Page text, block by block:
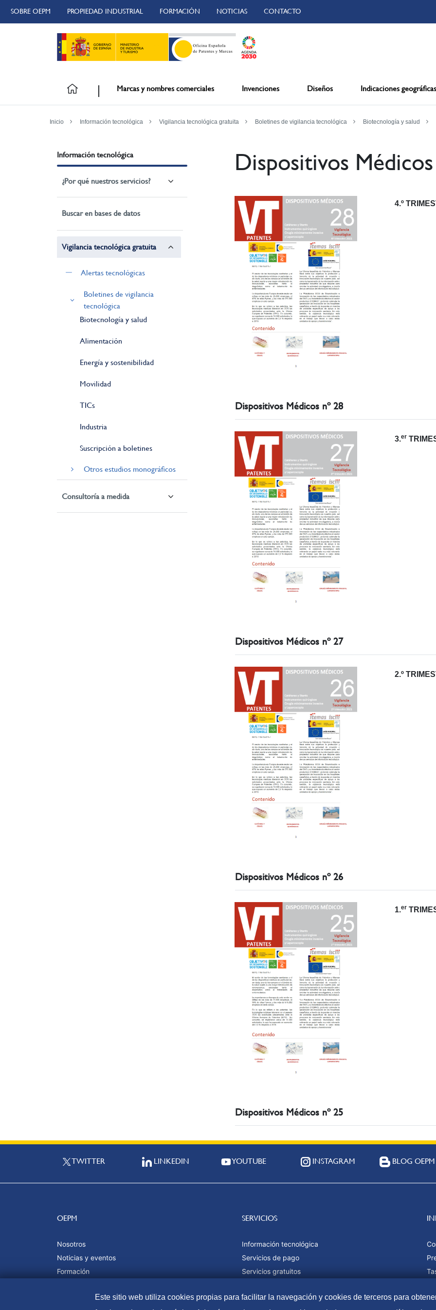
SOBRE OEPM PROPIEDAD INDUSTRIAL FORMACIÓN NOTICIAS CONTACTO
Marcas y nombres comerciales Invenciones Diseños Indicaciones geográficas
Inicio Información tecnológica Vigilancia tecnológica gratuita Boletines de vigilancia tecnológica Biotecnología y salud
Información tecnológica
¿Por qué nuestros servicios?
Buscar en bases de datos
Vigilancia tecnológica gratuita
Alertas tecnológicas
Boletines de vigilancia
tecnológica
Biotecnología y salud
Alimentación
Energía y sostenibilidad
Movilidad
TICs
Industria
Suscripción a boletines
Otros estudios monográficos
Consultoría a medida
Dispositivos Médicos
4.º
Dispositivos Médicos nº 28
3.er
Dispositivos Médicos nº 27
2.º
Dispositivos Médicos nº 26
1.er
Dispositivos Médicos nº 25
TWITTER LINKEDIN YOUTUBE INSTAGRAM BLOG OEPM
OEPM
Nosotros
Noticias y eventos
Formación
SERVICIOS
Información tecnológica
Servicios de pago
Servicios gratuitos
Este sitio web utiliza cookies propias para facilitar la navegación y cookies de terceros para